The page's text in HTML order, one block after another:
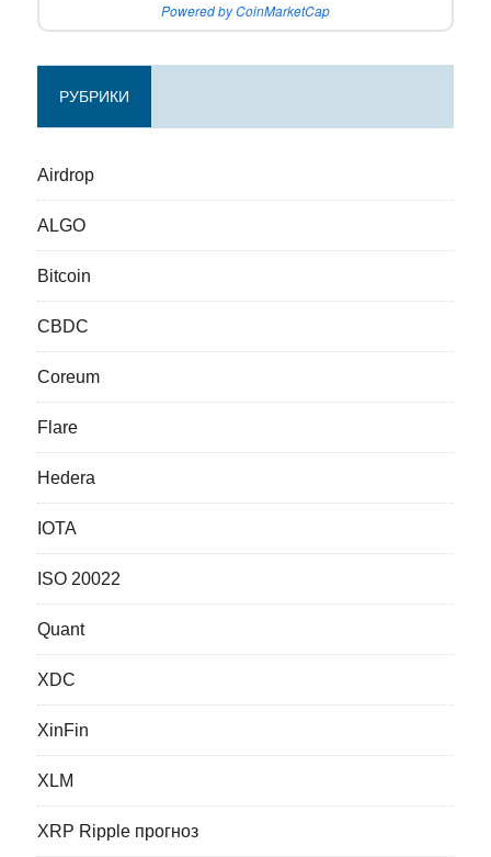
Powered by CoinMarketCap
РУБРИКИ
Airdrop
ALGO
Bitcoin
CBDC
Coreum
Flare
Hedera
IOTA
ISO 20022
Quant
XDC
XinFin
XLM
XRP Ripple прогноз